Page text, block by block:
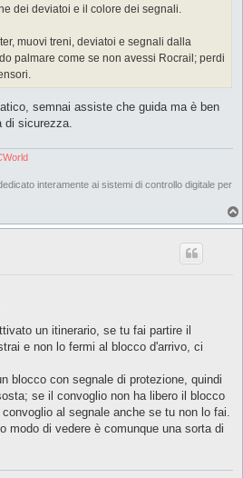
dei deviatoi e il colore dei segnali.
muovi treni, deviatoi e segnali dalla
palmare come se non avessi Rocrail; perdi
semnai assiste che guida ma è ben
di sicurezza.
interamente ai sistemi di controllo digitale per
un itinerario, se tu fai partire il
e non lo fermi al blocco d'arrivo, ci
blocco con segnale di protezione, quindi
se il convoglio non ha libero il blocco
al segnale anche se tu non lo fai.
modo di vedere è comunque una sorta di